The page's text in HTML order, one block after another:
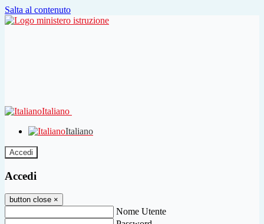
Salta al contenuto
Italiano
Italiano
Accedi
Accedi
button close ×
Nome Utente